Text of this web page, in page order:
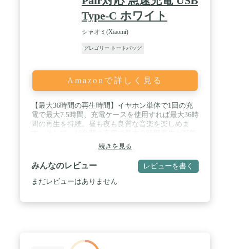
Type-C ホワイト
シャオミ(Xiaomi)
グレゴリー トートバッグ
Amazonで詳しく見る
【最大36時間の再生時間】イヤホン単体で1回の充
電で最大7.5時間、充電ケースを使用すれば最大36時
間の再生を持続。昼も夜も良質な音楽を楽しめま
となる急速充電も搭載。 / 【10mmのダイナミック
ドライバーでパワフルなサウンド】10mmの大型ダ
イナミックドライバーは、Xiaomi Acoustic Labによ
り精密にチューニングされており、素晴らしいオー
ディオ体験をもたらします。そして5種類のプリセ
します。どこにいても会話が大きく明瞭に聞こえま
続きを見る
みんなのレビュー レビューを書く
まだレビューはありません